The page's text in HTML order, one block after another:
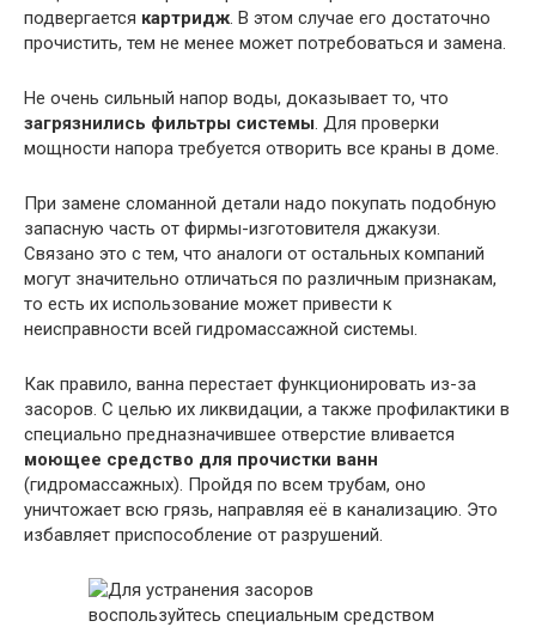
подвергается картридж. В этом случае его достаточно
прочистить, тем не менее может потребоваться и замена.
Не очень сильный напор воды, доказывает то, что
загрязнились фильтры системы. Для проверки
мощности напора требуется отворить все краны в доме.
При замене сломанной детали надо покупать подобную
запасную часть от фирмы-изготовителя джакузи.
Связано это с тем, что аналоги от остальных компаний
могут значительно отличаться по различным признакам,
то есть их использование может привести к
неисправности всей гидромассажной системы.
Как правило, ванна перестает функционировать из-за
засоров. С целью их ликвидации, а также профилактики в
специально предназначившее отверстие вливается
моющее средство для прочистки ванн
(гидромассажных). Пройдя по всем трубам, оно
уничтожает всю грязь, направляя её в канализацию. Это
избавляет приспособление от разрушений.